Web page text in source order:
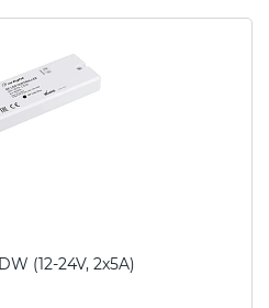
(12-24V, 2x5A)